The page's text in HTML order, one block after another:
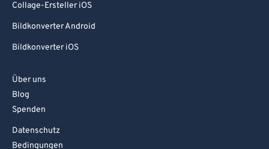
Collage-Ersteller iOS
Bildkonverter Android
Bildkonverter iOS
Über uns
Blog
Spenden
Datenschutz
Bedingungen